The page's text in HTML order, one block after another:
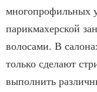
многопрофильных
парикмахерской
волосами. В
только сделают
выполнить